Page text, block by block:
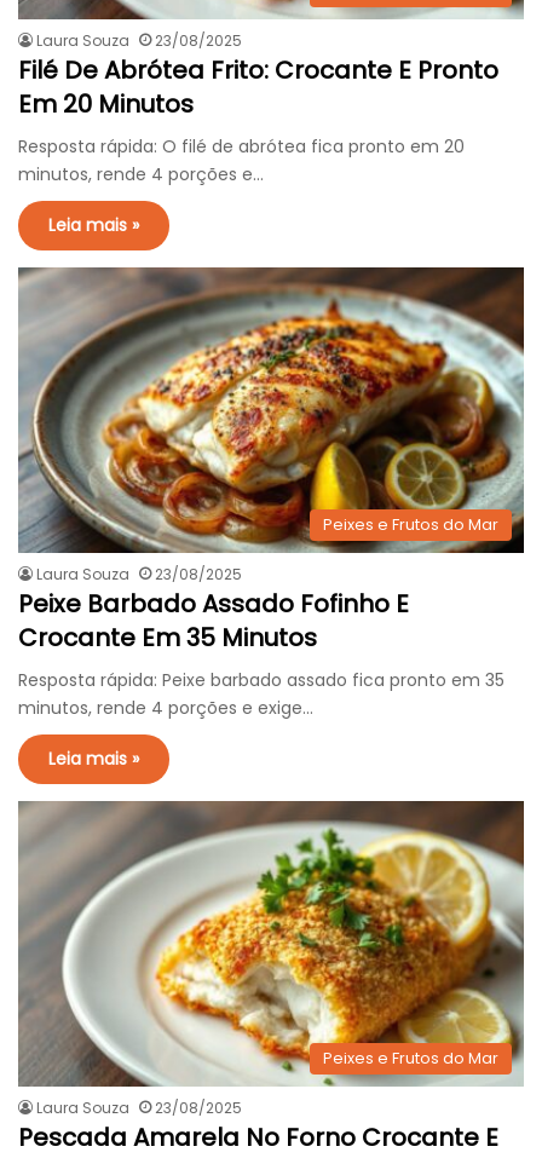
Laura Souza 23/08/2025
Filé De Abrótea Frito: Crocante E Pronto
Em 20 Minutos
Resposta rápida: O filé de abrótea fica pronto em 20
minutos, rende 4 porções e…
Leia mais »
Peixes e Frutos do Mar
Laura Souza 23/08/2025
Peixe Barbado Assado Fofinho E
Crocante Em 35 Minutos
Resposta rápida: Peixe barbado assado fica pronto em 35
minutos, rende 4 porções e exige…
Leia mais »
Peixes e Frutos do Mar
Laura Souza 23/08/2025
Pescada Amarela No Forno Crocante E